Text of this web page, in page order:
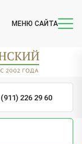
МЕНЮ САЙТА
226 29 60